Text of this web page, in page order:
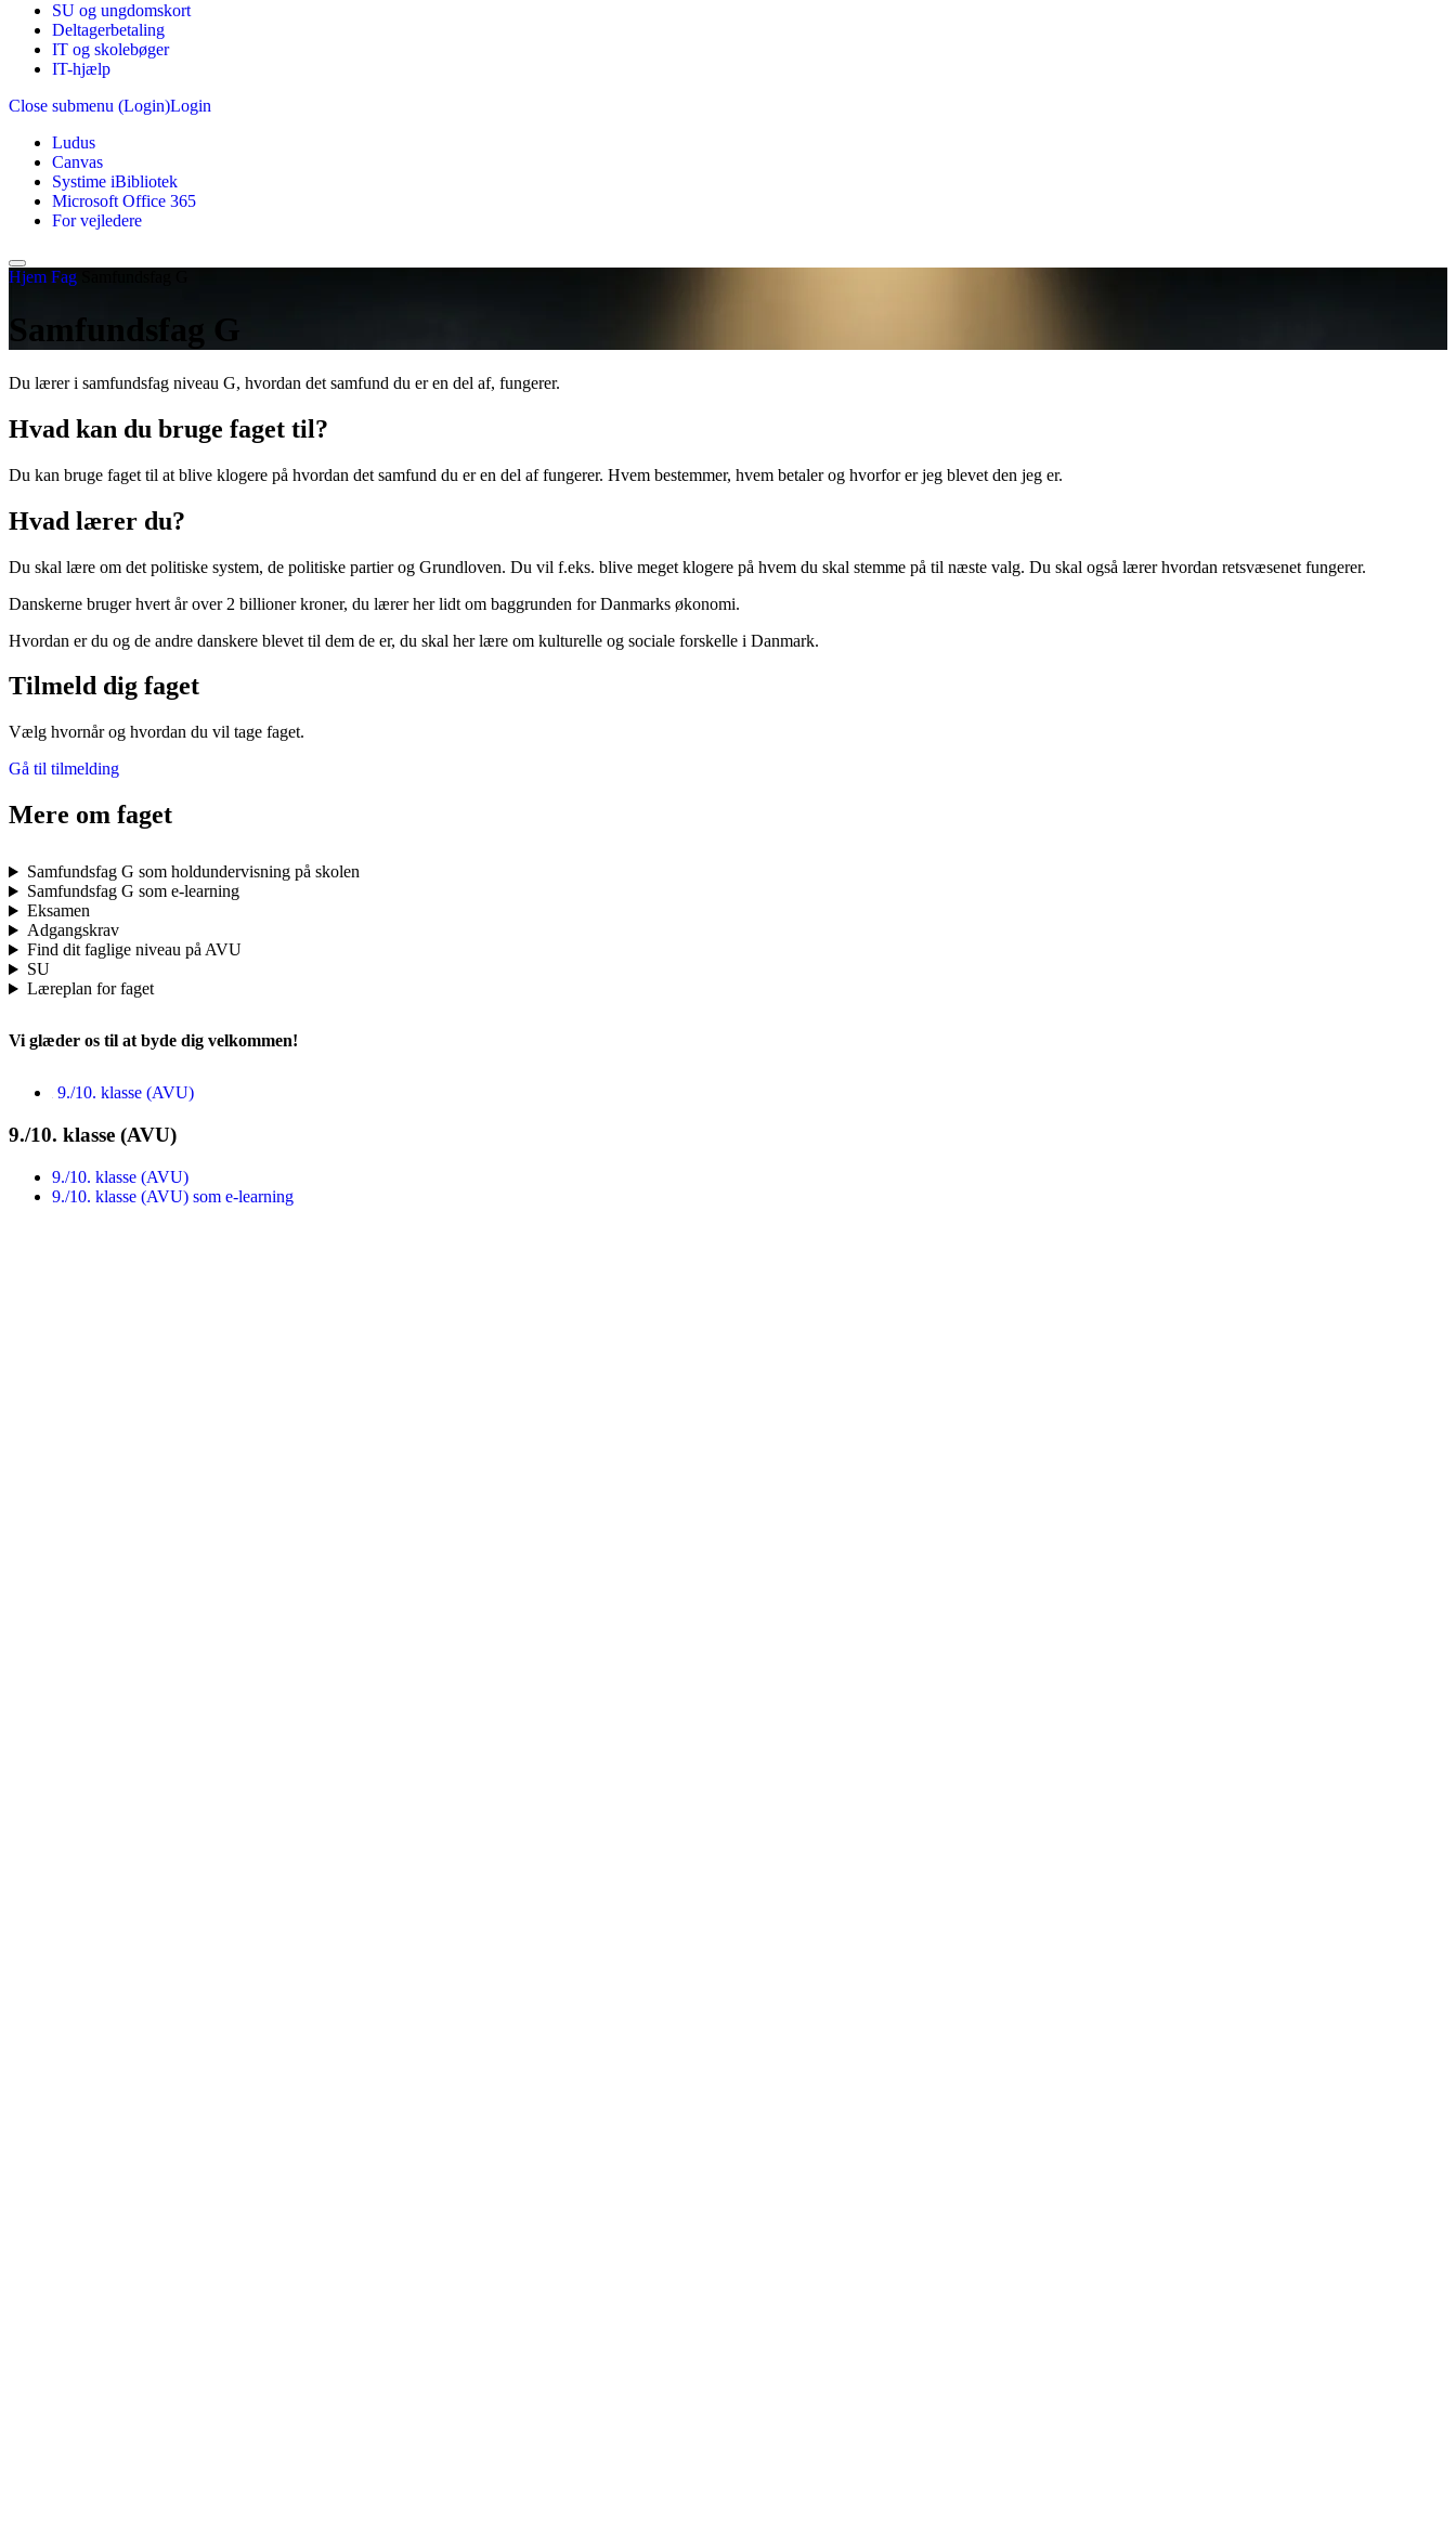
SU og ungdomskort
Deltagerbetaling
IT og skolebøger
IT-hjælp
Close submenu (Login)Login
Ludus
Canvas
Systime iBibliotek
Microsoft Office 365
For vejledere
Hjem Fag
Samfundsfag G
Du lærer i samfundsfag niveau G, hvordan det samfund du er en del af, fungerer.
Hvad kan du bruge faget til?
Du kan bruge faget til at blive klogere på hvordan det samfund du er en del af fungerer. Hvem bestemmer, hvem betaler og hvorfor er jeg blevet den jeg er.
Hvad lærer du?
Du skal lære om det politiske system, de politiske partier og Grundloven. Du vil f.eks. blive meget klogere på hvem du skal stemme på til næste valg. Du skal også lærer hvordan retsvæsenet fungerer.
Danskerne bruger hvert år over 2 billioner kroner, du lærer her lidt om baggrunden for Danmarks økonomi.
Hvordan er du og de andre danskere blevet til dem de er, du skal her lære om kulturelle og sociale forskelle i Danmark.
Tilmeld dig faget
Vælg hvornår og hvordan du vil tage faget.
Gå til tilmelding
Mere om faget
Samfundsfag G som holdundervisning på skolen
Samfundsfag G som e-learning
Eksamen
Adgangskrav
Find dit faglige niveau på AVU
SU
Læreplan for faget
Vi glæder os til at byde dig velkommen!
9./10. klasse (AVU)
9./10. klasse (AVU)
9./10. klasse (AVU)
9./10. klasse (AVU) som e-learning